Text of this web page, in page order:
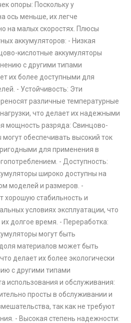
опоры: Поскольку у
ось меньше, их легче
на малых скоростях. Плюсы
аккумуляторов: - Низкая
кислотные аккумуляторы
с другими типами
их более доступными для
- Устойчивость: Эти
различные температурные
что делает их надежными
мощность разряда: Свинцово-
обеспечивать высокий ток
для применения в
- Доступность:
широко доступны на
моделей и размеров. -
хорошую стабильность и
условиях эксплуатации, что
долгое время. - Переработка:
могут быть
материалов может быть
делает их более экологически
с другими типами
использования и обслуживания:
просты в обслуживании и
так как не требуют
- Высокая степень надежности: